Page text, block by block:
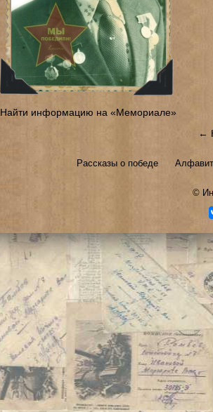
Найти информацию на «Мемориале»
←
Рассказы о победе
©